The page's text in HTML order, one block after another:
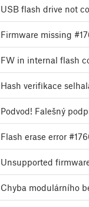
USB flash drive not
Firmware missing
FW in internal flash
Hash verifikace
Podvod! Falešný
Flash erase error
Unsupported
Chyba modulárního